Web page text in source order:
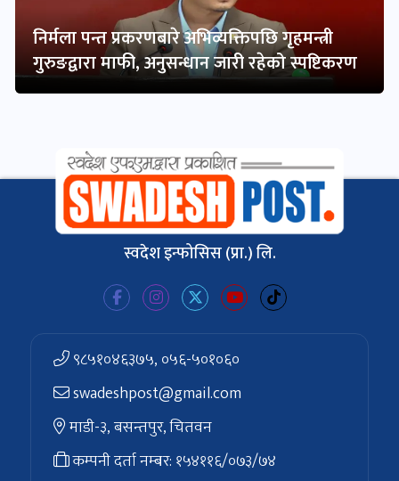
निर्मला पन्त प्रकरणबारे अभिव्यक्तिपछि गृहमन्त्री
गुरुङद्वारा माफी, अनुसन्धान जारी रहेको स्पष्टिकरण
स्वदेश इन्फोसिस (प्रा.) लि.
९८५१०४६३७५, ०५६-५०१०६०
swadeshpost@gmail.com
माडी-३, बसन्तपुर, चितवन
कम्पनी दर्ता नम्बर: १५४११६/०७३/७४